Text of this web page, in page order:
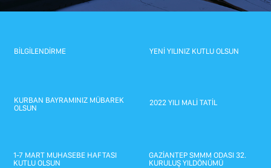
İŞ MERKEZLERİ TEMSİLCİLİĞİ
MEVZUAT
YAYINLARIMIZ
İNTERNET ŞUBESİ
E-Birlik
BİLGİLENDİRME YENİ YILINIZ KUTLU OLSUN
KURBAN BAYRAMINIZ MÜBAREK
OLSUN
2022 YILI MALİ TATİL
1-7 MART MUHASEBE HAFTASI
KUTLU OLSUN
GAZİANTEP SMMM ODASI 32.
KURULUŞ YILDÖNÜMÜ